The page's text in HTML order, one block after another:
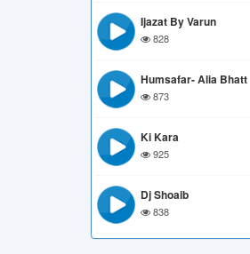
Ijazat By Varun
828
Humsafar- Alia Bhatt
873
Ki Kara
925
Dj Shoaib
838